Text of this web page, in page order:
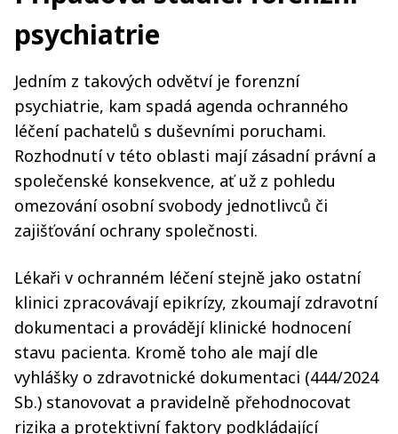
psychiatrie
Jedním z takových odvětví je forenzní
psychiatrie, kam spadá agenda ochranného
léčení pachatelů s duševními poruchami.
Rozhodnutí v této oblasti mají zásadní právní a
společenské konsekvence, ať už z pohledu
omezování osobní svobody jednotlivců či
zajišťování ochrany společnosti.
Lékaři v ochranném léčení stejně jako ostatní
klinici zpracovávají epikrízy, zkoumají zdravotní
dokumentaci a provádějí klinické hodnocení
stavu pacienta. Kromě toho ale mají dle
vyhlášky o zdravotnické dokumentaci (444/2024
Sb.) stanovovat a pravidelně přehodnocovat
rizika a protektivní faktory podkládající